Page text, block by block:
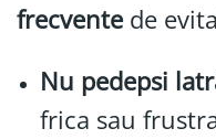
frecventede
Nu pedepsi
frica sau